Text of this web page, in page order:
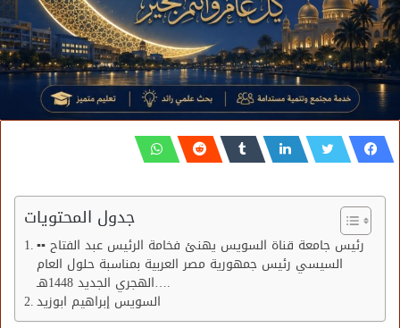
جدول المحتويات
▪︎▪︎ رئيس جامعة قناة السويس يهنئ فخامة الرئيس عبد الفتاح
السيسي رئيس جمهورية مصر العربية بمناسبة حلول العام
الهجري الجديد 1448هـ….
السويس إبراهيم ابوزيد